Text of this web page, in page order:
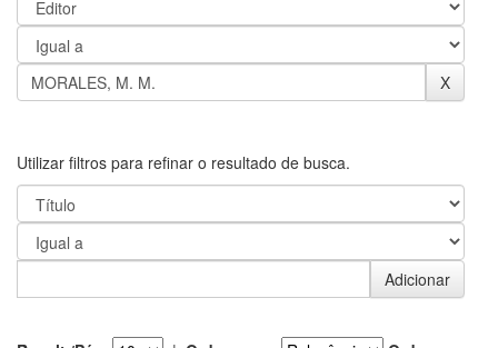
Utilizar filtros para refinar o resultado de busca.